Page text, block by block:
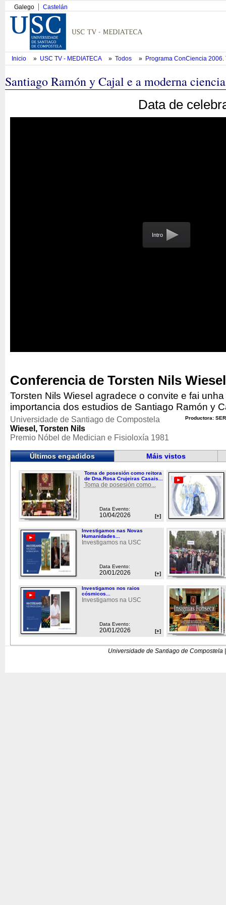
Galego Castelán
Inicio » USC TV - MEDIATECA » Todos » Programa ConCiencia
Santiago Ramón y Cajal e a moderna
Data de
Intro
Conferencia de Torsten Nils Wiesel
Torsten Nils Wiesel agradece o convite e fai
importancia dos estudios de Santiago Ramón y
Productora:
Universidade de Santiago de Compostela
Wiesel, Torsten Nils
Premio Nóbel de Medician e Fisioloxía 1981
Últimos engadidos Máis vistos
Toma de posesión como reitora
de Dna.Rosa Crujeiras Casais...
Toma de posesión como...
Data Evento:
10/04/2026 [+]
Investigamos nas Novas
Humanidades...
Investigamos na USC
Data Evento:
20/01/2026 [+]
Investigamos nos raios
cósmicos...
Investigamos na USC
Data Evento:
20/01/2026 [+]
Universidade de Santiago de